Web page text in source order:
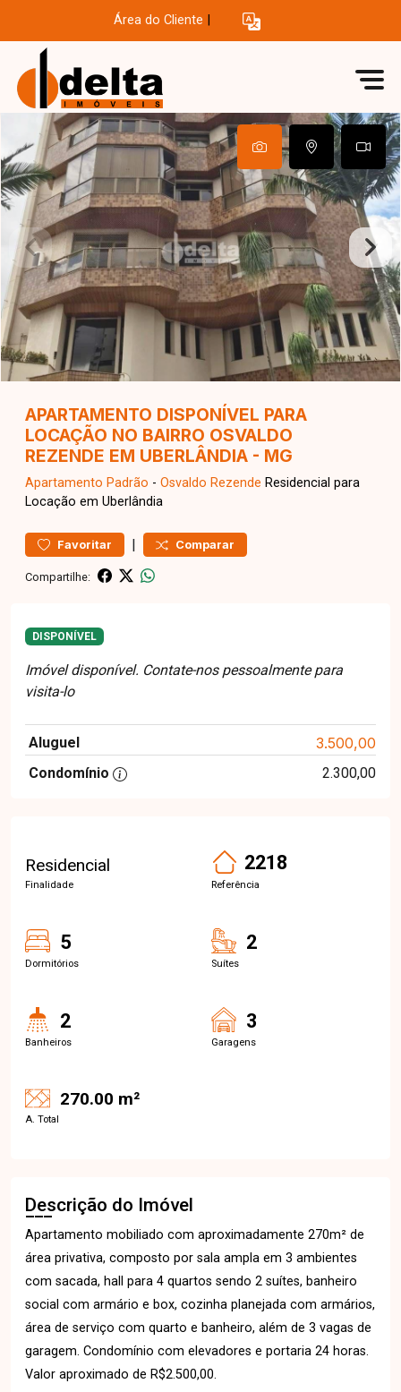
Área do Cliente
APARTAMENTO DISPONÍVEL PARA
LOCAÇÃO NO BAIRRO OSVALDO
REZENDE EM UBERLÂNDIA - MG
Apartamento Padrão - Osvaldo Rezende Residencial para
Locação em Uberlândia
Favoritar | Comparar
Compartilhe:
DISPONÍVEL
Imóvel disponível. Contate-nos pessoalmente para
visita-lo
Aluguel 3.500,00
Condomínio 2.300,00
Residencial
Finalidade
2218
Referência
5
Dormitórios
2
Suítes
2
Banheiros
3
Garagens
270.00 m²
A. Total
Descrição do Imóvel
Apartamento mobiliado com aproximadamente 270m² de
área privativa, composto por sala ampla em 3 ambientes
com sacada, hall para 4 quartos sendo 2 suítes, banheiro
social com armário e box, cozinha planejada com armários,
área de serviço com quarto e banheiro, além de 3 vagas de
garagem. Condomínio com elevadores e portaria 24 horas.
Valor aproximado de R$2.500,00.